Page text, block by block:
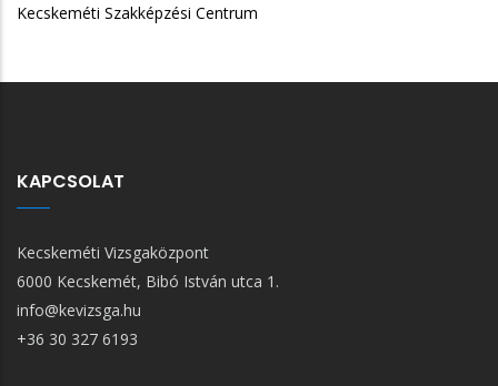
Szakképzési Centrum
KAPCSOLAT
Kecskeméti Vizsgaközpont
6000 Kecskemét, Bibó István utca 1.
info@kevizsga.hu
+36 30 327 6193